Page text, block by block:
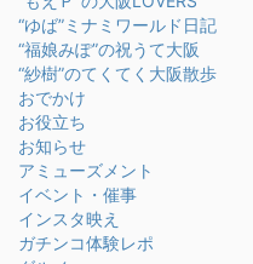
“ゆば”ミナミワールド日記
“福娘みぽ”の祝うて大阪
“紗樹”のてくてく大阪散歩
おでかけ
お役立ち
お知らせ
アミューズメント
イベント・催事
インスタ映え
ガチンコ体験レポ